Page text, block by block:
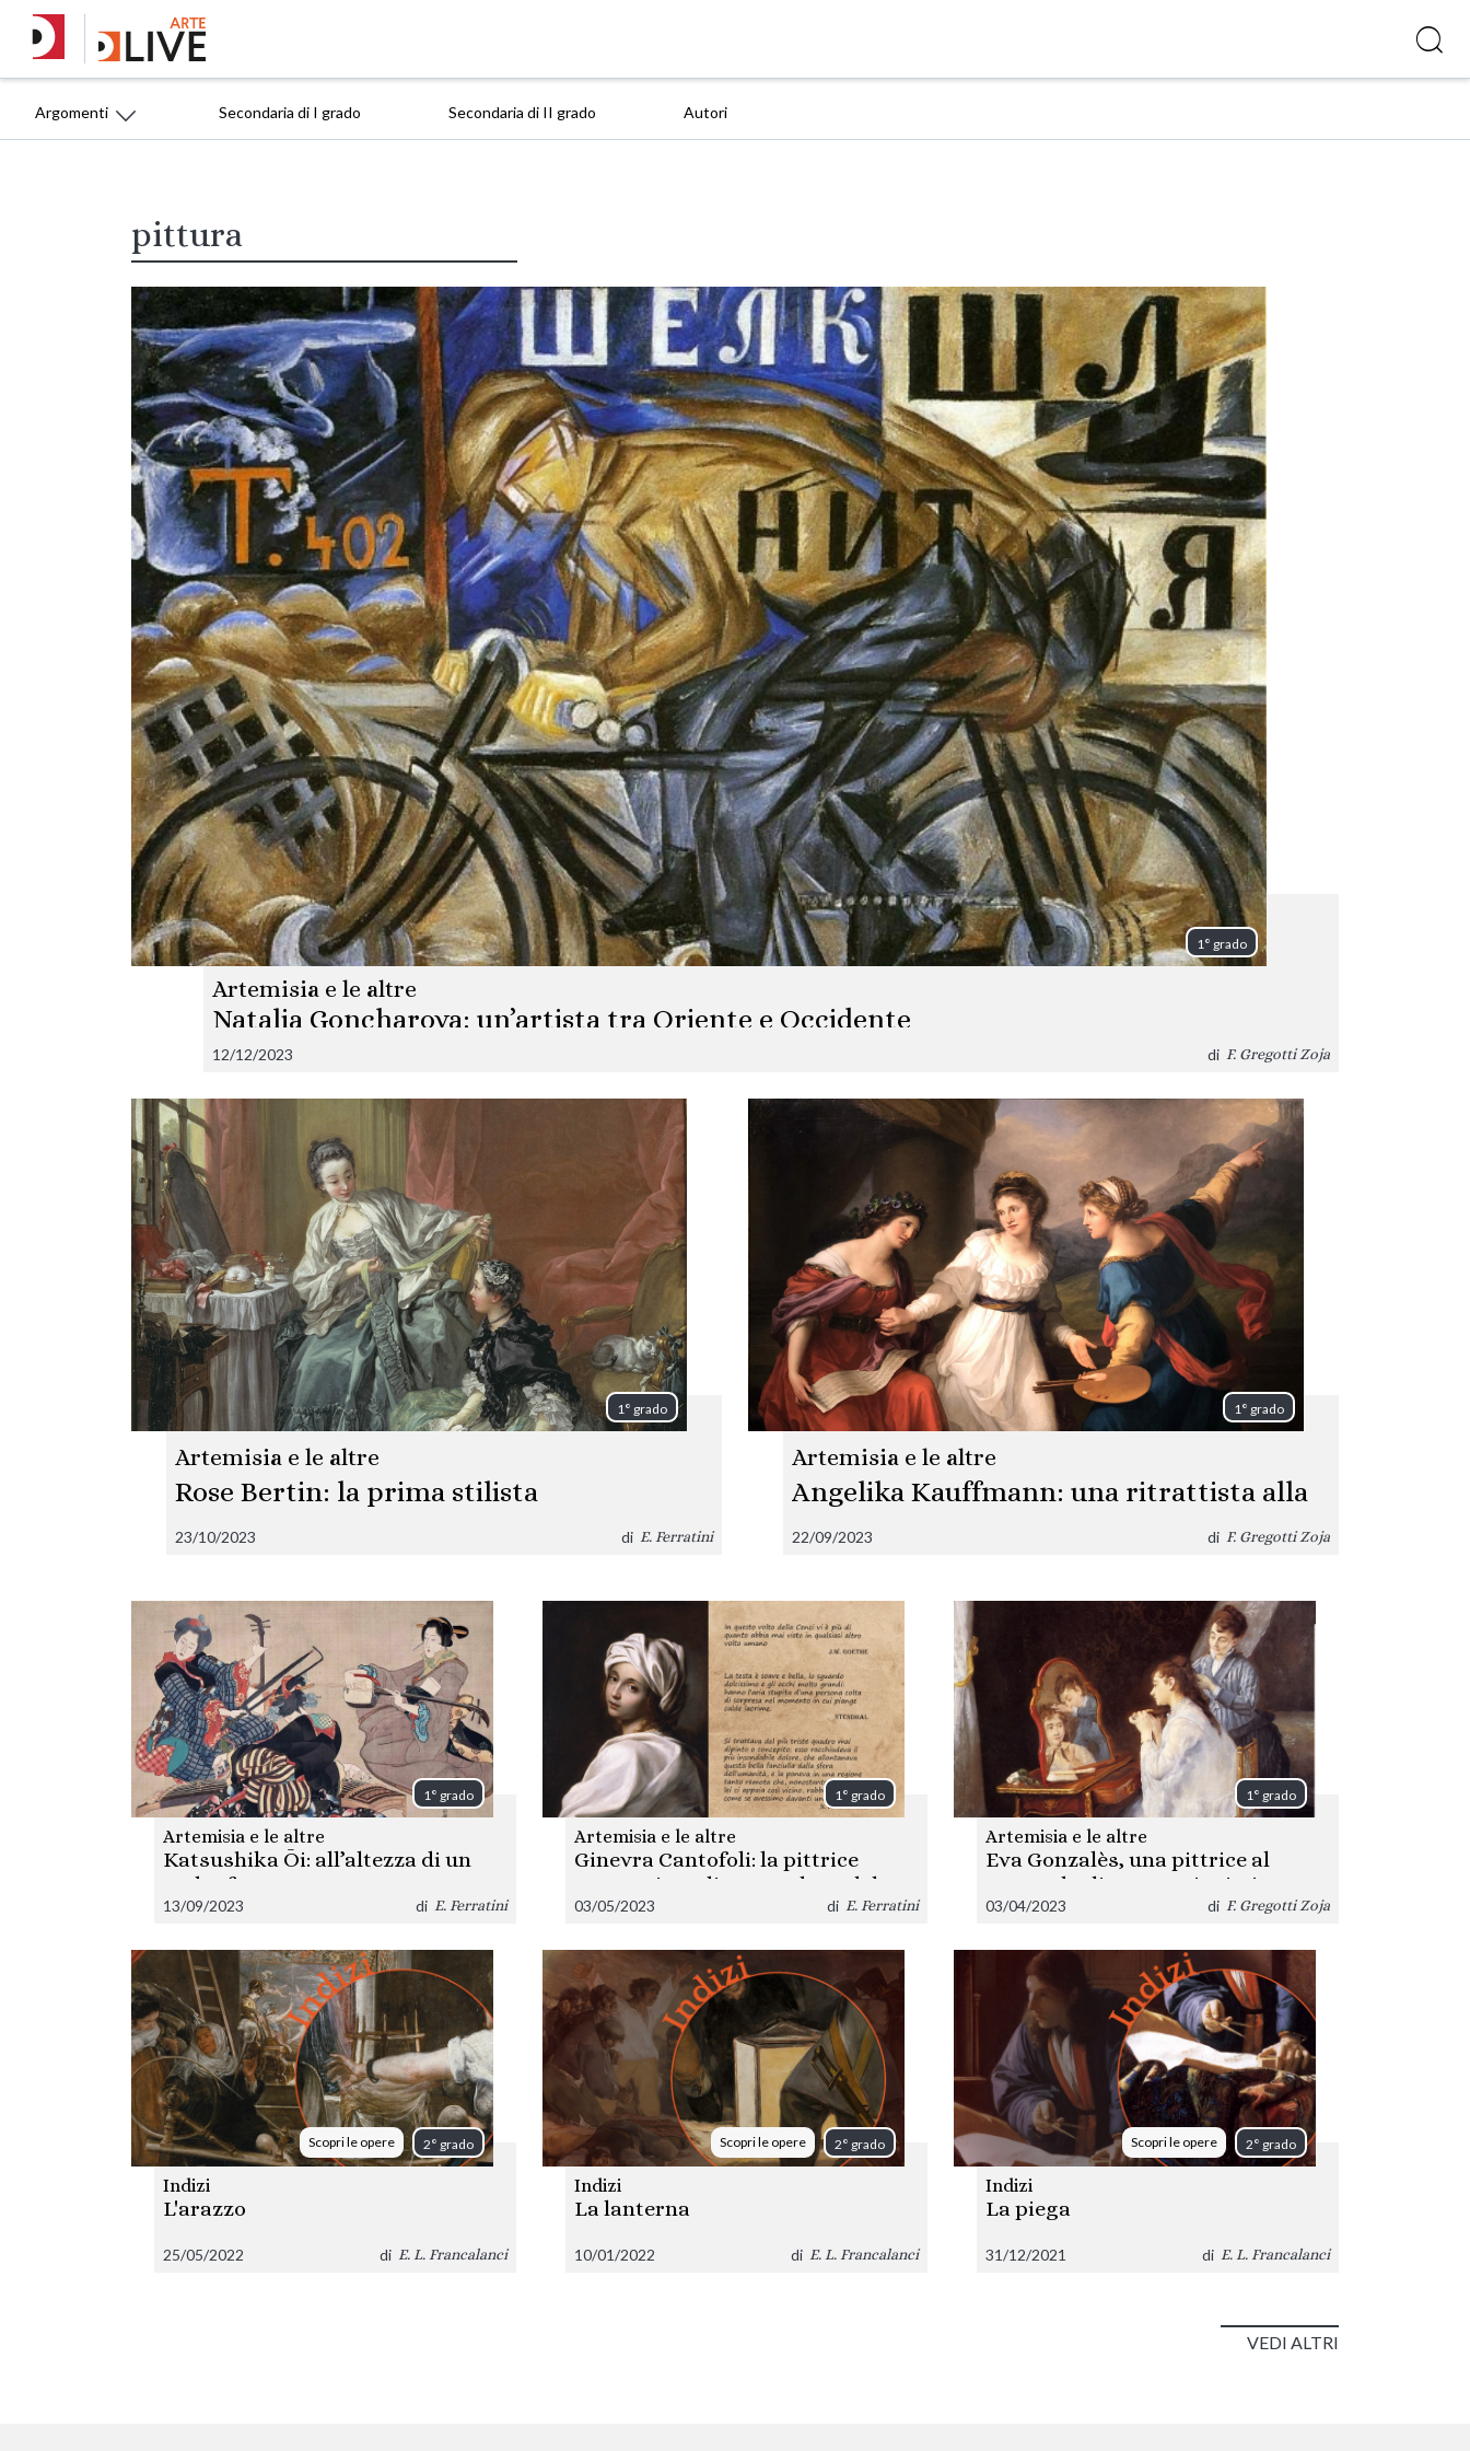
Argomenti Secondaria di I grado Secondaria di II grado Autori
pittura
1° grado
Artemisia e le altre
Natalia Goncharova: un’artista tra Oriente e Occidente
12/12/2023 di F. Gregotti Zoja
1° grado
Artemisia e le altre
Rose Bertin: la prima stilista
23/10/2023 di E. Ferratini
1° grado
Artemisia e le altre
Angelika Kauffmann: una ritrattista alla
moda nel secolo dei Lumi
22/09/2023 di F. Gregotti Zoja
1° grado
Artemisia e le altre
Katsushika Ōi: all’altezza di un
padre famoso
13/09/2023 di E. Ferratini
1° grado
Artemisia e le altre
Ginevra Cantofoli: la pittrice
sconosciuta di un quadro celebre
03/05/2023 di E. Ferratini
1° grado
Artemisia e le altre
Eva Gonzalès, una pittrice al
tempo degli Impressionisti
03/04/2023 di F. Gregotti Zoja
Scopri le opere 2° grado
Indizi
L'arazzo
25/05/2022 di E. L. Francalanci
Scopri le opere 2° grado
Indizi
La lanterna
10/01/2022 di E. L. Francalanci
Scopri le opere 2° grado
Indizi
La piega
31/12/2021 di E. L. Francalanci
VEDI ALTRI